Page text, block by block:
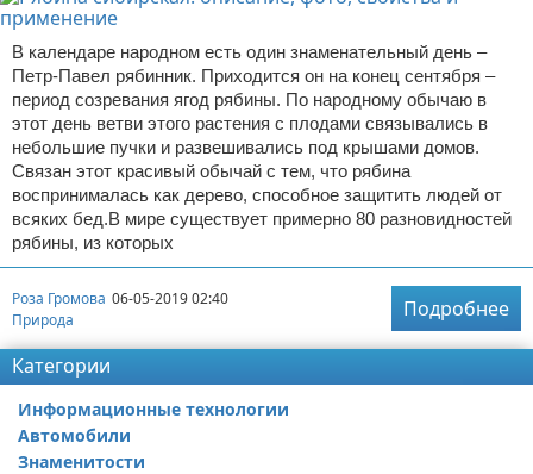
В календаре народном есть один знаменательный день –
Петр-Павел рябинник. Приходится он на конец сентября –
период созревания ягод рябины. По народному обычаю в
этот день ветви этого растения с плодами связывались в
небольшие пучки и развешивались под крышами домов.
Связан этот красивый обычай с тем, что рябина
воспринималась как дерево, способное защитить людей от
всяких бед.В мире существует примерно 80 разновидностей
рябины, из которых
Роза Громова 06-05-2019 02:40
Природа
Подробнее
Категории
Информационные технологии
Автомобили
Знаменитости